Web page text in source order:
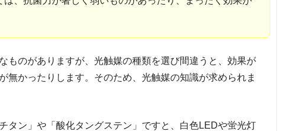
ものがありますが、光触媒の種類を選び間違うと、効果が
無かったりします。そのため、光触媒の知識が求められま
タン」や「酸化タングステン」ですと、白色LEDや蛍光灯